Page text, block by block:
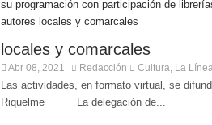
locales y comarcales
Abr 08, 2021 Redacción Cultura La
Las actividades, en formato virtual, se
Riquelme La delegación de...